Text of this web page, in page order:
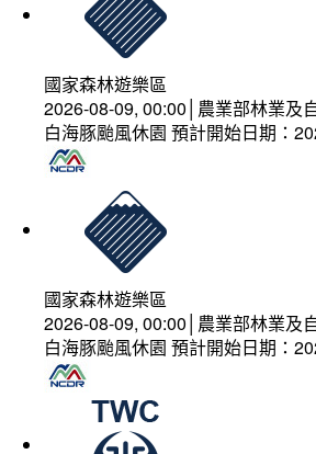
國家森林遊樂區
2026-08-09, 00:00│農業部林業及
白海豚颱風休園 預計開始日期：
國家森林遊樂區
2026-08-09, 00:00│農業部林業及
白海豚颱風休園 預計開始日期：